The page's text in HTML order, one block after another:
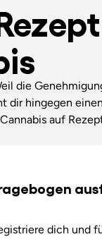
die
dir hingegen
auf
dich und